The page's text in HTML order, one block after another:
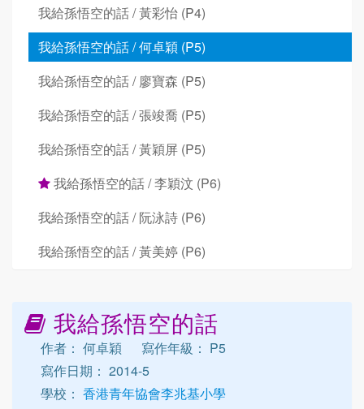
我給孫悟空的話 / 黃彩怡 (P4)
我給孫悟空的話 / 何卓穎 (P5)
我給孫悟空的話 / 廖寶森 (P5)
我給孫悟空的話 / 張竣喬 (P5)
我給孫悟空的話 / 黃穎屏 (P5)
我給孫悟空的話 / 李穎汶 (P6)
我給孫悟空的話 / 阮泳詩 (P6)
我給孫悟空的話 / 黃美婷 (P6)
我給孫悟空的話
作者： 何卓穎
寫作年級： P5
寫作日期： 2014-5
學校： 香港青年協會李兆基小學